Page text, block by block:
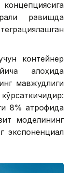
равишда
контейнер
алоҳида
мавжудлиги
8% атрофида
моделининг
экспоненциал